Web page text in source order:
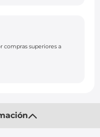
compras superiores a